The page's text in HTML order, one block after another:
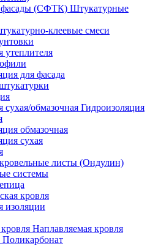
Штукатурные
клеевые смеси
утеплителя
для фасада
Гидроизоляция
обмазочная
сухая
листы (Ондулин)
системы
кровля
изоляции
Наплавляемая кровля
Поликарбонат